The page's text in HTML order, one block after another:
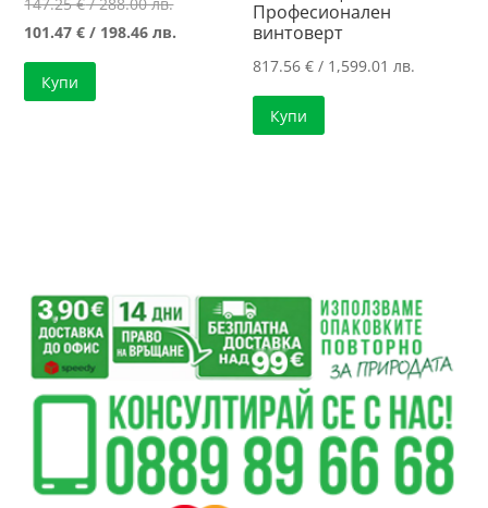
147.25€/ 288.00 лв.
price
101.47€ / 198.46 лв.
Купи
Професионален
винтоверт
817.56€ / 1,599.01 лв.
Купи